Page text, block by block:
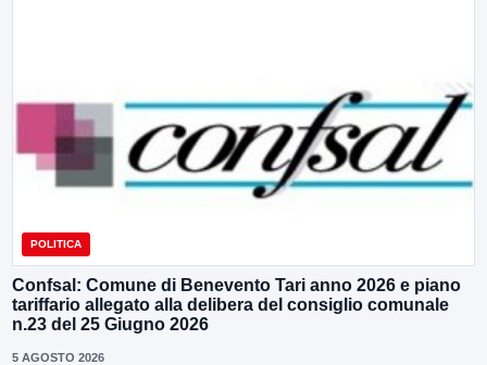
POLITICA
Confsal: Comune di Benevento Tari anno 2026 e piano
tariffario allegato alla delibera del consiglio comunale
n.23 del 25 Giugno 2026
5 AGOSTO 2026